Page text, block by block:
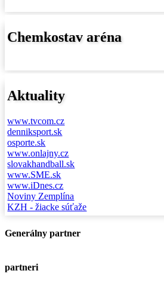
Chemkostav aréna
Aktuality
www.tvcom.cz
denniksport.sk
osporte.sk
www.onlajny.cz
slovakhandball.sk
www.SME.sk
www.iDnes.cz
Noviny Zemplína
KZH - žiacke súťaže
Generálny partner
partneri